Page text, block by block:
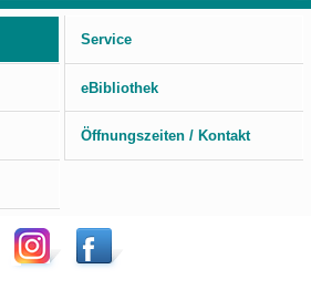
Service
eBibliothek
Öffnungszeiten / Kontakt